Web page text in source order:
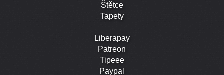
Štětce
Tapety
Liberapay
Patreon
Tipeee
Paypal